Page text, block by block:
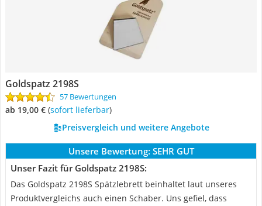
Goldspatz 2198S
57 Bewertungen
ab 19,00 € ( Sofort lieferbar)
Preisvergleich und weitere Angebote
Unsere Bewertung: SEHR GUT
Unser Fazit für Goldspatz 2198S:
Das Goldspatz 2198S Spätzlebrett beinhaltet laut unseres
Produktvergleichs auch einen Schaber. Uns gefiel, dass